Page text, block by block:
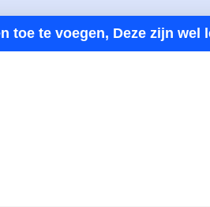
toe te voegen, Deze zijn wel